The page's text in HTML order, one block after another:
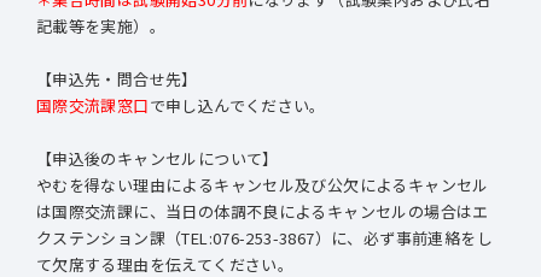
記載等を実施）。
【申込先・問合せ先】
国際交流課窓口で申し込んでください。
【申込後のキャンセルについて】
やむを得ない理由によるキャンセル及び公欠によるキャンセル
は国際交流課に、当日の体調不良によるキャンセルの場合はエ
クステンション課（TEL:076-253-3867）に、必ず事前連絡をし
て欠席する理由を伝えてください。